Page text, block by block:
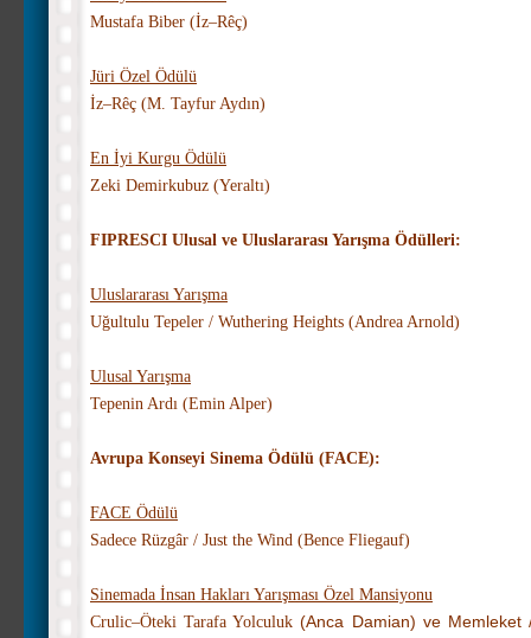
Mustafa Biber (İz–Rêç)
Jüri Özel Ödülü
İz–Rêç (M. Tayfur Aydın)
En İyi Kurgu Ödülü
Zeki Demirkubuz (Yeraltı)
FIPRESCI Ulusal ve Uluslararası Yarışma Ödülleri:
Uluslararası Yarışma
Uğultulu Tepeler / Wuthering Heights (Andrea Arnold)
Ulusal Yarışma
Tepenin Ardı (Emin Alper)
Avrupa Konseyi Sinema Ödülü (FACE):
FACE Ödülü
Sadece Rüzgâr / Just the Wind (Bence Fliegauf)
Sinemada İnsan Hakları Yarışması Özel Mansiyonu
Crulic–Öteki Tarafa Yolculuk (Anca Damian) ve Memleket